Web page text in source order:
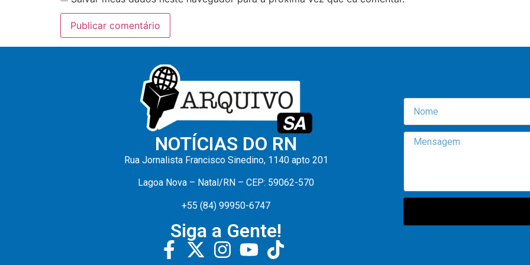
NOTÍCIAS DO RN
Rua Jornalista Francisco Sinedino, 1140 apto 201
Lagoa Nova – Natal/RN – CEP: 59062-570
+55 (84) 99950-6747
Siga a Gente!